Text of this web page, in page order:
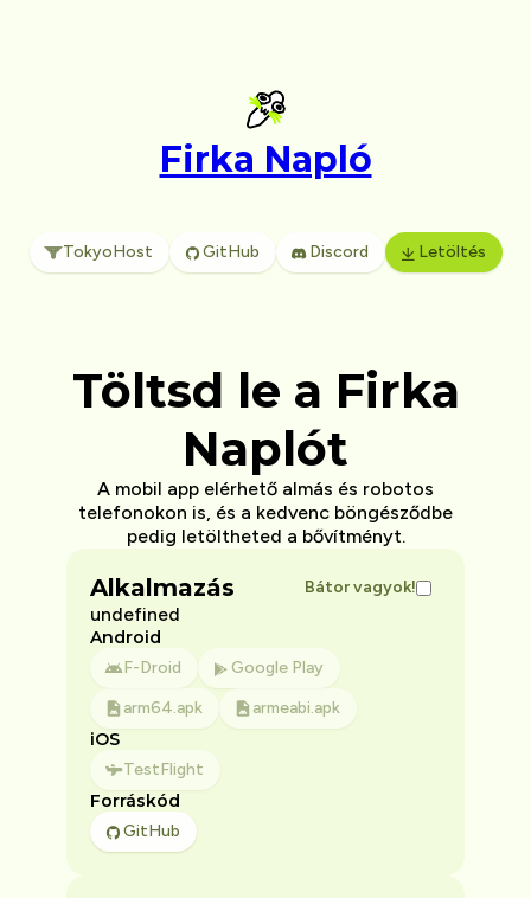
Firka Napló
TokyoHost GitHub Discord Letöltés
Töltsd le a Firka
Naplót
A mobil app elérhető almás és robotos
telefonokon is, és a kedvenc böngésződbe
pedig letöltheted a bővítményt.
Alkalmazás Bátor vagyok!
undefined
Android
F-Droid
Google Play
arm64.apk
armeabi.apk
iOS
TestFlight
Forráskód
GitHub